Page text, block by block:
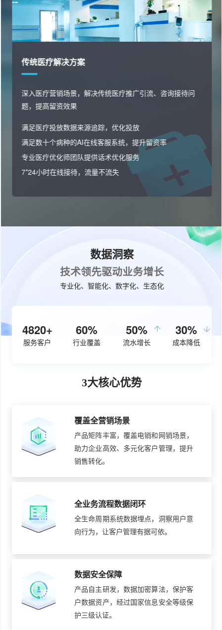
消费医疗解决方案
快速私域沉淀，精准用户画像分析，洞察潜客痛点高效邀
约转化，业绩增长
精准筛选优质投放渠道，让线索更精准
线索分配，网销沉淀私域，电销跟进邀约
多种私域运营玩法，激活转化，催化复购
用户全流程行为洞察与分析
数据洞察
技术领先驱动业务增长
专业化、智能化、数字化、生态化
5000+
服务客户
60%
行业覆盖
50%
流水增长
30%
成本降低
3大核心优势
覆盖全营销场景
产品矩阵丰富，覆盖电销和网销场景，
助力企业高效、多元化客户管理，提升
销售转化。
全业务流程数据闭环
全生命周期系统数据埋点，洞察用户意
向行为，让客户管理有据可依。
数据安全保障
产品自主研发，数据加密算法，保护客
户数据资产，经过国家信息安全等级保
护三级认证。